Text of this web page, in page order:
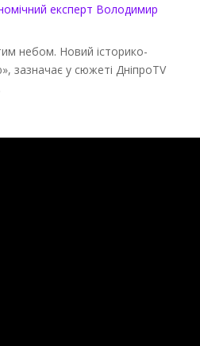
експерт Володимир
небом. Новий історико-
зазначає у сюжеті ДніпроTV